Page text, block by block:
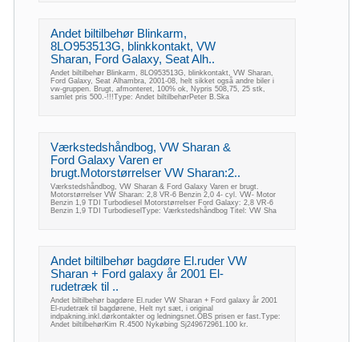
Andet biltilbehør Blinkarm,
8LO953513G, blinkkontakt, VW
Sharan, Ford Galaxy, Seat Alh..
Andet biltilbehør Blinkarm, 8LO953513G, blinkkontakt, VW Sharan,
Ford Galaxy, Seat Alhambra, 2001-08, helt sikket også andre biler i
vw-gruppen. Brugt, afmonteret, 100% ok, Nypris 508,75, 25 stk,
samlet pris 500.-!!!Type: Andet biltilbehørPeter B.Ska
Værkstedshåndbog, VW Sharan &
Ford Galaxy Varen er
brugt.Motorstørrelser VW Sharan:2..
Værkstedshåndbog, VW Sharan & Ford Galaxy Varen er brugt.
Motorstørrelser VW Sharan: 2,8 VR-6 Benzin 2,0 4- cyl. VW- Motor
Benzin 1,9 TDI Turbodiesel Motorstørrelser Ford Galaxy: 2,8 VR-6
Benzin 1,9 TDI TurbodieselType: Værkstedshåndbog Titel: VW Sha
Andet biltilbehør bagdøre El.ruder VW
Sharan + Ford galaxy år 2001 El-
rudetræk til ..
Andet biltilbehør bagdøre El.ruder VW Sharan + Ford galaxy år 2001
El-rudetræk til bagdørene, Helt nyt sæt, i original
indpakning.inkl.dørkontakter og ledningsnet.OBS prisen er fast.Type:
Andet biltilbehørKim R.4500 Nykøbing Sj249672961.100 kr.